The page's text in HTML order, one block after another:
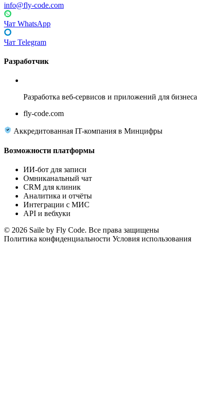
info@fly-code.com
Чат WhatsApp
Чат Telegram
Разработчик
Разработка веб-сервисов и приложений для бизнеса
fly-code.com
Аккредитованная IT-компания в Минцифры
Возможности платформы
ИИ-бот для записи
Омниканальный чат
CRM для клиник
Аналитика и отчёты
Интеграции с МИС
API и вебхуки
© 2026 Saile by Fly Code. Все права защищены
Политика конфиденциальности Условия использования